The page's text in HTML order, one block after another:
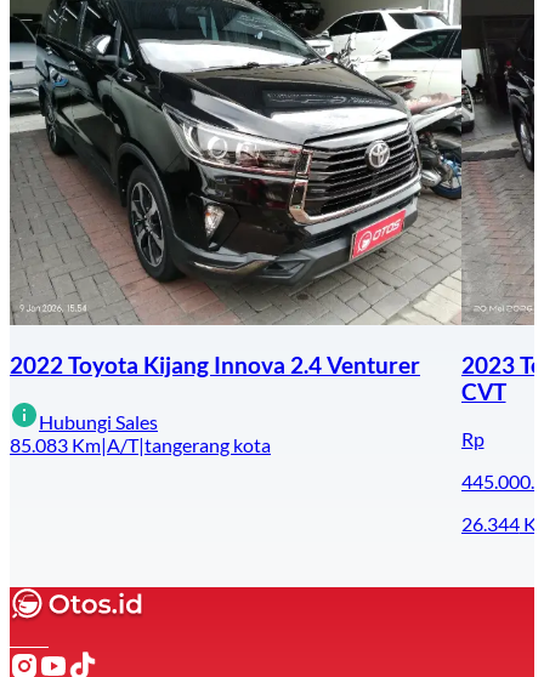
2022 Toyota Kijang Innova 2.4 Venturer
Hubungi Sales
85.083 Km|A/T|tangerang kota
2023
CVT
Rp
26.344